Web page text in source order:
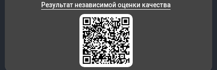
Результат независимой оценки качества